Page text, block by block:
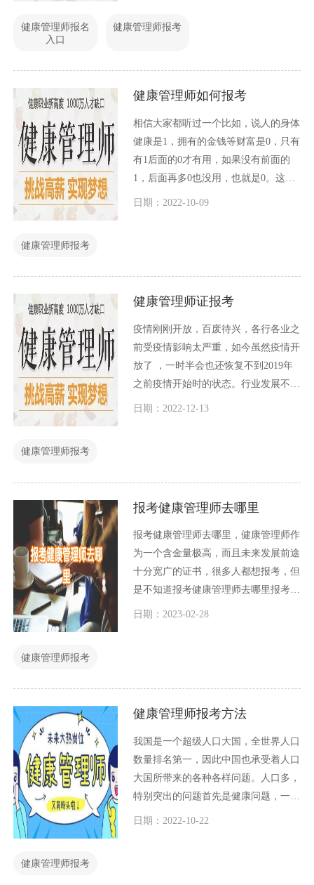
才是最有用的，过时的信息对于考生来
流一下最新健康管理师报考入口和政策
等。
健康管理师报名
入口
健康管理师报考
健康管理师如何报考
相信大家都听过一个比如，说人的身体
健康是1，拥有的金钱等财富是0，只有
有1后面的0才有用，如果没有前面的
1，后面再多0也没用，也就是0。这是
一个很形象，也很贴切的比喻。身体健
日期：2022-10-09
健康管理师报考
健康管理师证报考
疫情刚刚开放，百废待兴，各行各业之
前受疫情影响太严重，如今虽然疫情开
放了 ，一时半会也还恢复不到2019年
之前疫情开始时的状态。行业发展不
好，直接影响到人们的工作和就业，造
日期：2022-12-13
健康管理师报考
报考健康管理师去哪里
报考健康管理师去哪里，健康管理师作
为一个含金量极高，而且未来发展前途
十分宽广的证书，很多人都想报考，但
是不知道报考健康管理师去哪里报考，
今天小编就和大家一起介绍一下这个问
日期：2023-02-28
健康管理师报考
健康管理师报考方法
我国是一个超级人口大国，全世界人口
数量排名第一，因此中国也承受着人口
大国所带来的各种各样问题。人口多，
特别突出的问题首先是健康问题，一个
很小的疾病，乘以14亿人口，就是一个
日期：2022-10-22
健康管理师报考